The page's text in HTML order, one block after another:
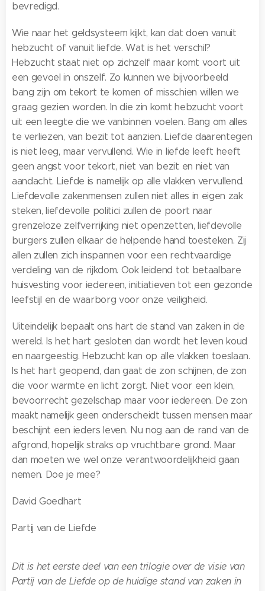
bevredigd.
Wie naar het geldsysteem kijkt, kan dat doen vanuit
hebzucht of vanuit liefde. Wat is het verschil?
Hebzucht staat niet op zichzelf maar komt voort uit
een gevoel in onszelf. Zo kunnen we bijvoorbeeld
bang zijn om tekort te komen of misschien willen we
graag gezien worden. In die zin komt hebzucht voort
uit een leegte die we vanbinnen voelen. Bang om alles
te verliezen, van bezit tot aanzien. Liefde daarentegen
is niet leeg, maar vervullend. Wie in liefde leeft heeft
geen angst voor tekort, niet van bezit en niet van
aandacht. Liefde is namelijk op alle vlakken vervullend.
Liefdevolle zakenmensen zullen niet alles in eigen zak
steken, liefdevolle politici zullen de poort naar
grenzeloze zelfverrijking niet openzetten, liefdevolle
burgers zullen elkaar de helpende hand toesteken. Zij
allen zullen zich inspannen voor een rechtvaardige
verdeling van de rijkdom. Ook leidend tot betaalbare
huisvesting voor iedereen, initiatieven tot een gezonde
leefstijl en de waarborg voor onze veiligheid.
Uiteindelijk bepaalt ons hart de stand van zaken in de
wereld. Is het hart gesloten dan wordt het leven koud
en naargeestig. Hebzucht kan op alle vlakken toeslaan.
Is het hart geopend, dan gaat de zon schijnen, de zon
die voor warmte en licht zorgt. Niet voor een klein,
bevoorrecht gezelschap maar voor iedereen. De zon
maakt namelijk geen onderscheidt tussen mensen maar
beschijnt een ieders leven. Nu nog aan de rand van de
afgrond, hopelijk straks op vruchtbare grond. Maar
dan moeten we wel onze verantwoordelijkheid gaan
nemen. Doe je mee?
David Goedhart
Partij van de Liefde
Dit is het eerste deel van een trilogie over de visie van
Partij van de Liefde op de huidige stand van zaken in